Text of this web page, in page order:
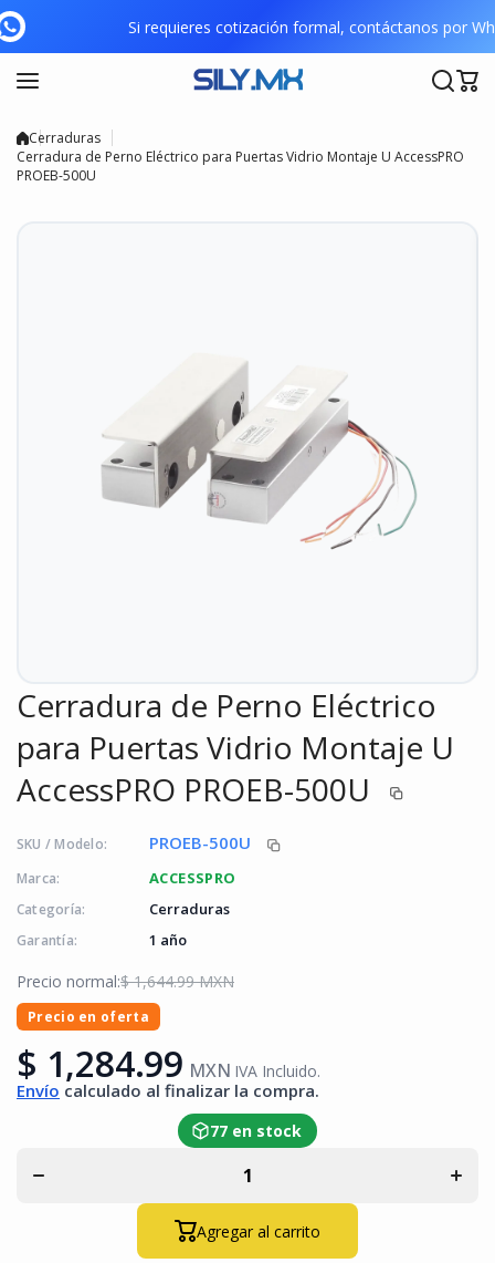
Saltar al contenido
Si requieres cotización formal, contáctanos por
Cerraduras
Cerradura de Perno Eléctrico para Puertas Vidrio Montaje U AccessPRO
PROEB-500U
Cerradura de Perno Eléctrico
para Puertas Vidrio Montaje U
AccessPRO PROEB-500U
SKU / Modelo: PROEB-500U
Marca: ACCESSPRO
Categoría: Cerraduras
Garantía: 1 año
Precio normal:$ 1,644.99 MXN
Precio en oferta
$ 1,284.99 MXN IVA Incluido.
Envío calculado al finalizar la compra.
Disminuir
cantidad
77 en stock
Agregar al carrito